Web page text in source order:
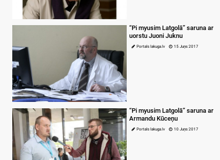
“Pi myusim Latgolā” saruna ar
uorstu Juoni Juknu
Portals lakuga.lv 15 Juņs 2017
“Pi myusim Latgolā” saruna ar
Armandu Kūceņu
Portals lakuga.lv 10 Juņs 2017